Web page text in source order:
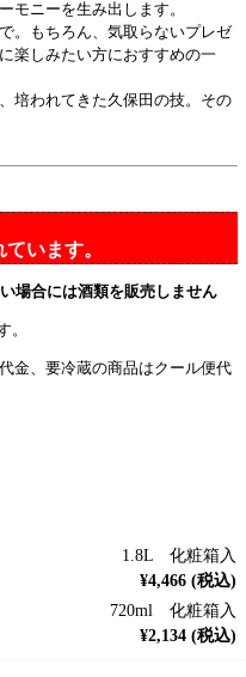
モニーを生み出します。
。もちろん、気取らないプレゼ
楽しみたい方におすすめの一
培われてきた久保田の技。その
います。
場合には酒類を販売しません
。
金、要冷蔵の商品はクール便代
1.8L 化粧箱入
¥4,466 (税込)
720ml 化粧箱入
¥2,134 (税込)